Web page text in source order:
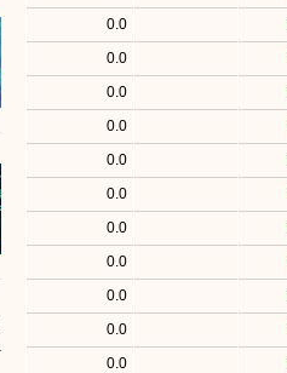
0.0
0.0
0.0
0.0
0.0
0.0
0.0
0.0
0.0
0.0
0.0